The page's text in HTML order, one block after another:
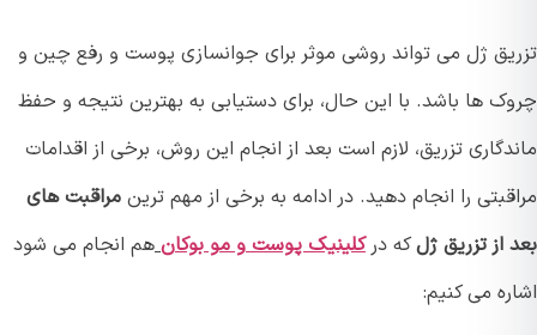
ژل می تواند روشی موثر برای جوانسازی پوست و رفع چین و
ها باشد. با این حال، برای دستیابی به بهترین نتیجه و حفظ
تزریق، لازم است بعد از انجام این روش، برخی از اقدامات
را انجام دهید. در ادامه به برخی از مهم ترینمراقبت های
از تزریق ژل که در کلینیک پوست و مو بوکان هم انجام می شود
می کنیم: